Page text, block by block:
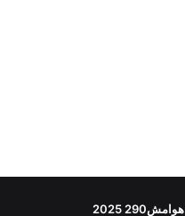
هوامش290